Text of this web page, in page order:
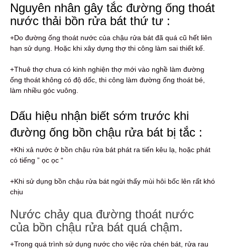
Nguyên nhân gây tắc đường ống thoát
nước thải bồn rửa bát thứ tư :
+Do đường ống thoát nước của chậu rửa bát đã quá cũ hết liên
hạn sử dụng. Hoặc khi xây dựng thợ thi công làm sai thiết kế.
+Thuê thợ chưa có kinh nghiện thợ mới vào nghề làm đường
ống thoát không có độ dốc, thi công làm đường ống thoát bé,
làm nhiều góc vuông.
Dấu hiệu nhận biết sớm trước khi
đường ống bồn chậu rửa bát bị tắc :
+Khi xả nước ở bồn chậu rửa bát phát ra tiến kêu lạ, hoặc phát
có tiếng ” ọc ọc “
+Khi sử dụng bồn chậu rửa bát ngửi thấy mùi hôi bốc lên rất khó
chịu
Nước chảy qua đường thoát nước
của bồn chậu rửa bát quá chậm.
+Trong quá trình sử dụng nước cho việc rửa chén bát, rửa rau